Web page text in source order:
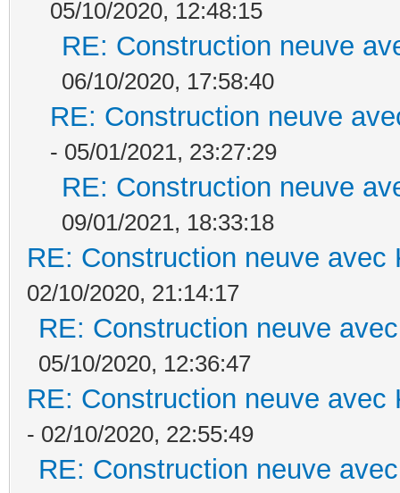
05/10/2020, 12:48:15
RE: Construction neuve
06/10/2020, 17:58:40
RE: Construction neuve
- 05/01/2021, 23:27:29
RE: Construction neuve
09/01/2021, 18:33:18
RE: Construction neuve avec
02/10/2020, 21:14:17
RE: Construction neuve
05/10/2020, 12:36:47
RE: Construction neuve avec
- 02/10/2020, 22:55:49
RE: Construction neuve